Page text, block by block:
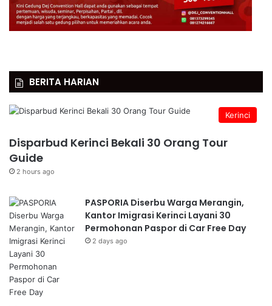
BERITA HARIAN
Kerinci
Disparbud Kerinci Bekali 30 Orang Tour
Guide
2 hours ago
PASPORIA Diserbu Warga Merangin,
Kantor Imigrasi Kerinci Layani 30
Permohonan Paspor di Car Free Day
2 days ago